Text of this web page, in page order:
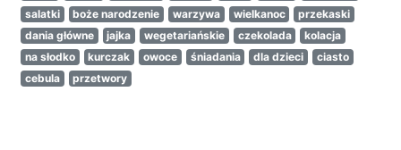
salatki
boże narodzenie warzywa wielkanoc
przekaski
dania główne
jajka wegetariańskie czekolada
kolacja
na słodko
kurczak owoce śniadania dla dzieci
ciasto
cebula
przetwory